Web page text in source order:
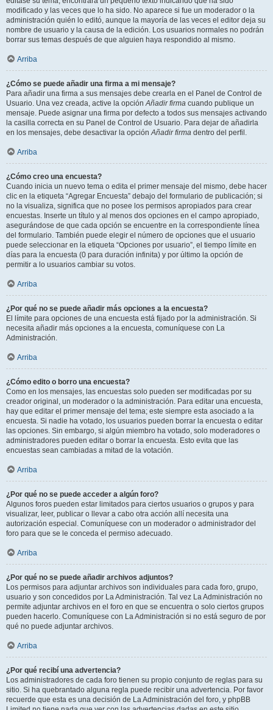
modificado y las veces que lo ha sido. No aparece si fue un moderador o la
administración quién lo editó, aunque la mayoría de las veces el editor deja su
nombre de usuario y la causa de la edición. Los usuarios normales no podrán
borrar sus temas después de que alguien haya respondido al mismo.
Arriba
¿Cómo se puede añadir una firma a mi mensaje?
Para añadir una firma a sus mensajes debe crearla en el Panel de Control de
Usuario. Una vez creada, active la opciónAñadir firma cuando publique un
mensaje. Puede asignar una firma por defecto a todos sus mensajes activando
la casilla correcta en su Panel de Control de Usuario. Para dejar de añadirla
en los mensajes, debe desactivar la opciónAñadir firma dentro del perfil.
Arriba
¿Cómo creo una encuesta?
Cuando inicia un nuevo tema o edita el primer mensaje del mismo, debe hacer
clic en la etiqueta “Agregar Encuesta” debajo del formulario de publicación; si
no la visualiza, significa que no posee los permisos apropiados para crear
encuestas. Inserte un título y al menos dos opciones en el campo apropiado,
asegurándose de que cada opción se encuentre en la correspondiente línea
del formulario. También puede elegir el número de opciones que el usuario
puede seleccionar en la etiqueta “Opciones por usuario”, el tiempo límite en
días para la encuesta (0 para duración infinita) y por último la opción de
permitir a lo usuarios cambiar su votos.
Arriba
¿Por qué no se puede añadir más opciones a la encuesta?
El límite para opciones de una encuesta está fijado por la administración. Si
necesita añadir más opciones a la encuesta, comuníquese con La
Administración.
Arriba
¿Cómo edito o borro una encuesta?
Como en los mensajes, las encuestas solo pueden ser modificadas por su
creador original, un moderador o la administración. Para editar una encuesta,
hay que editar el primer mensaje del tema; este siempre esta asociado a la
encuesta. Si nadie ha votado, los usuarios pueden borrar la encuesta o editar
las opciones. Sin embargo, si algún miembro ha votado, solo moderadores o
administradores pueden editar o borrar la encuesta. Esto evita que las
encuestas sean cambiadas a mitad de la votación.
Arriba
¿Por qué no se puede acceder a algún foro?
Algunos foros pueden estar limitados para ciertos usuarios o grupos y para
visualizar, leer, publicar o llevar a cabo otra acción allí necesita una
autorización especial. Comuníquese con un moderador o administrador del
foro para que se le conceda el permiso adecuado.
Arriba
¿Por qué no se puede añadir archivos adjuntos?
Los permisos para adjuntar archivos son individuales para cada foro, grupo,
usuario y son concedidos por La Administración. Tal vez La Administración no
permite adjuntar archivos en el foro en que se encuentra o solo ciertos grupos
pueden hacerlo. Comuníquese con La Administración si no está seguro de por
qué no puede adjuntar archivos.
Arriba
¿Por qué recibí una advertencia?
Los administradores de cada foro tienen su propio conjunto de reglas para su
sitio. Si ha quebrantado alguna regla puede recibir una advertencia. Por favor
recuerde que esta es una decisión de La Administración del foro, y phpBB